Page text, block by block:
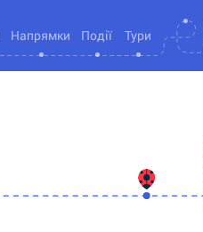
Напрямки Події Тури